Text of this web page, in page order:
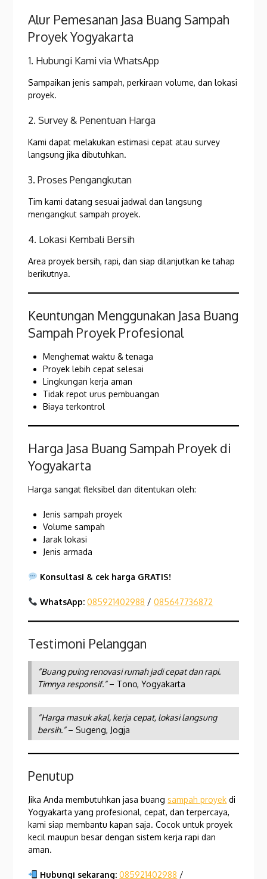
Alur Pemesanan Jasa Buang Sampah
Proyek Yogyakarta
1. Hubungi Kami via WhatsApp
Sampaikan jenis sampah, perkiraan volume, dan lokasi
proyek.
2. Survey & Penentuan Harga
Kami dapat melakukan estimasi cepat atau survey
langsung jika dibutuhkan.
3. Proses Pengangkutan
Tim kami datang sesuai jadwal dan langsung
mengangkut sampah proyek.
4. Lokasi Kembali Bersih
Area proyek bersih, rapi, dan siap dilanjutkan ke tahap
berikutnya.
Keuntungan Menggunakan Jasa Buang
Sampah Proyek Profesional
Menghemat waktu & tenaga
Proyek lebih cepat selesai
Lingkungan kerja aman
Tidak repot urus pembuangan
Biaya terkontrol
Harga Jasa Buang Sampah Proyek di
Yogyakarta
Harga sangat fleksibel dan ditentukan oleh:
Jenis sampah proyek
Volume sampah
Jarak lokasi
Jenis armada
Konsultasi & cek harga GRATIS!
WhatsApp: 085921402988 /085647736872
Testimoni Pelanggan
“Buang puing renovasi rumah jadi cepat dan rapi.
Timnya responsif.”– Tono, Yogyakarta
“Harga masuk akal, kerja cepat, lokasi langsung
bersih.”– Sugeng, Jogja
Penutup
Jika Anda membutuhkan jasa buangsampah proyek di
Yogyakarta yang profesional, cepat, dan terpercaya,
kami siap membantu kapan saja. Cocok untuk proyek
kecil maupun besar dengan sistem kerja rapi dan
aman.
Hubungi sekarang: 085921402988 /